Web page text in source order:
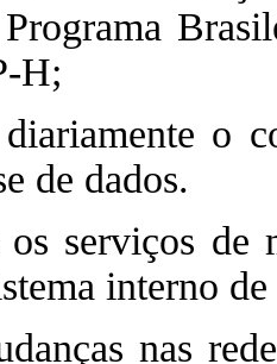
H;
o
de dados.
serviços de
interno
nas